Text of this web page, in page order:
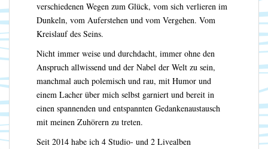
verschiedenen Wegen zum Glück, vom sich verlieren im
Dunkeln, vom Auferstehen und vom Vergehen. Vom
Kreislauf des Seins.
Nicht immer weise und durchdacht, immer ohne den
Anspruch allwissend und der Nabel der Welt zu sein,
manchmal auch polemisch und rau, mit Humor und
einem Lacher über mich selbst garniert und bereit in
einen spannenden und entspannten Gedankenaustausch
mit meinen Zuhörern zu treten.
Seit 2014 habe ich 4 Studio- und 2 Livealben